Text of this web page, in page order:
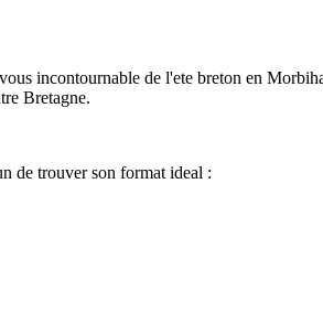
incontournable de l'ete breton en
Bretagne.
de trouver son format ideal :